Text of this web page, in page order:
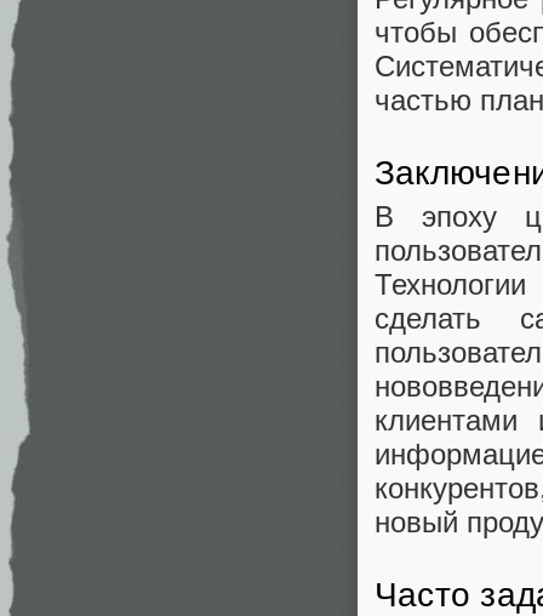
чтобы
частью
В эпоху
сделать
новый
Часто